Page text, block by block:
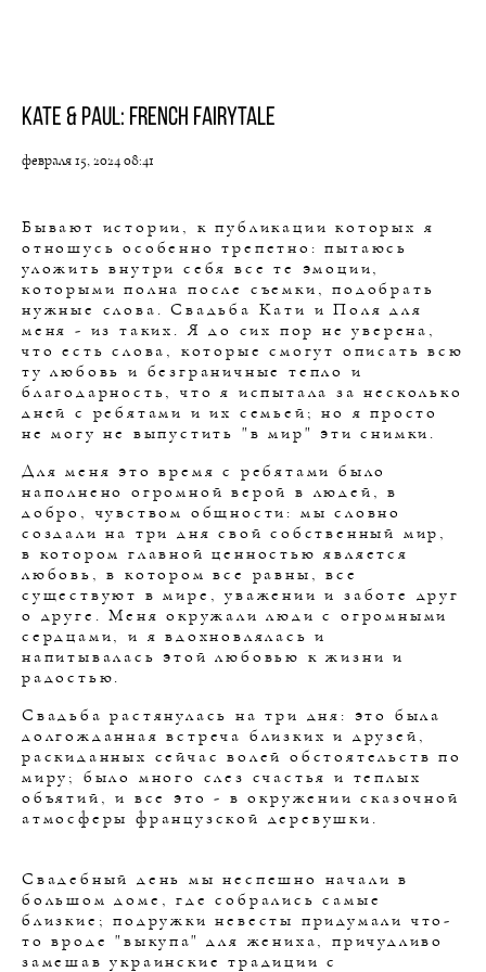
февраля 15, 2024 08:41
Kate & Paul: French fairytale
Бывают истории, к публикации которых я
отношусь особенно трепетно: пытаюсь
уложить внутри себя все те эмоции,
которыми полна после съемки, подобрать
нужные слова. Свадьба Кати и Поля для
меня - из таких. Я до сих пор не уверена,
что есть слова, которые смогут описать всю
ту любовь и безграничные тепло и
благодарность, что я испытала за несколько
дней с ребятами и их семьей; но я просто
не могу не выпустить "в мир" эти снимки.
Для меня это время с ребятами было
наполнено огромной верой в людей, в
добро, чувством общности: мы словно
создали на три дня свой собственный мир,
в котором главной ценностью является
любовь, в котором все равны, все
существуют в мире, уважении и заботе друг
о друге. Меня окружали люди с огромными
сердцами, и я вдохновлялась и
напитывалась этой любовью к жизни и
радостью.
Свадьба растянулась на три дня: это была
долгожданная встреча близких и друзей,
раскиданных сейчас волей обстоятельств по
миру; было много слез счастья и теплых
объятий, и все это - в окружении сказочной
атмосферы французской деревушки.
Свадебный день мы неспешно начали в
большом доме, где собрались самые
близкие; подружки невесты придумали что-
то вроде "выкупа" для жениха, причудливо
замешав украинские традиции с